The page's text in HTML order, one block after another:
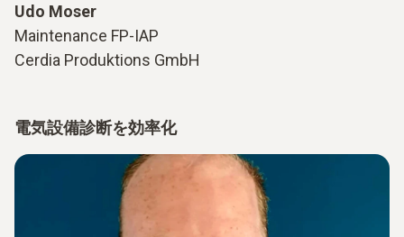
Udo Moser
Maintenance FP-IAP
Cerdia Produktions GmbH
電気設備診断を効率化